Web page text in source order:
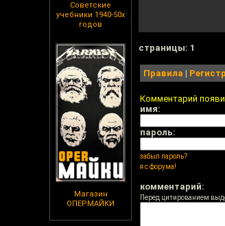
Советские
учебники 1940-50х
годов
Магазин
ОПЕРМАЙКИ
cтраницы: 1
Правила |
Комментарий
имя:
пароль:
забыл пароль?
я с форума!
комментарий:
Перед цитированием